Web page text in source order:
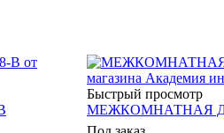
Быстрый просмотр
МЕЖКОМНАТНАЯ